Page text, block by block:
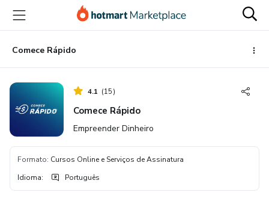
para
conteúdo
principal
para
pagamento
para
rodapé
Comece Rápido
4.1 (15)
Comece Rápido
Empreender Dinheiro
Formato: Cursos Online e Serviços de Assinatura
Idioma: Português